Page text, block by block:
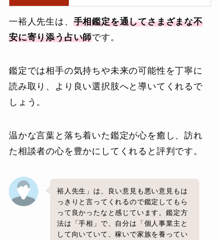
一裕人先生は、 手相鑑定を通してさまざまな不
安に寄り添う占い師です。
鑑定では相手の気持ちや未来の可能性を丁寧に
読み取り、より良い選択肢へと導いてくれるで
しょう。
温かな言葉と落ち着いた鑑定が心を癒し、訪れ
た相談者の心を豊かにしてくれると評判です。
裕人先生」は、良い意見も悪い意見もは
っきりと言ってくれるので鑑定してもら
って良かったなと感じています。鑑定方
法は「手相」で、自分は「個人事業主と
して向いていて、稼いで家族を養ってい